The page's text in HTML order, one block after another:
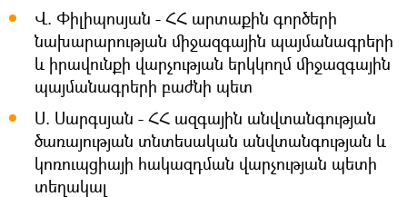
Վ. Փիլիպոսյան - ՀՀ արտաքին գործերի
նախարարության միջազգային պայմանագրերի
և իրավունքի վարչության երկկողմ միջազգային
պայմանագրերի բաժնի պետ
Ս. Սարգսյան - ՀՀ ազգային անվտանգության
ծառայության տնտեսական անվտանգության և
կոռուպցիայի հակազդման վարչության պետի
տեղակալ